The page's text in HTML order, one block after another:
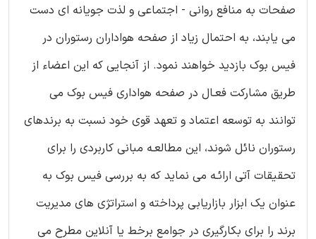
صفحات به منافع روانی - اجتماعی و لذت جویانه ای دست
می یابند، به احتمال زیاد از صفحه هواداران رستوران در
فیس بوک بازدید خواهند نمود. از آنجایی که این اعضاء از
طریق مشارکت فعـال در صفحه هواداری فیس بوک می
توانند به توسعه اعتماد و تعهد قوی خود نسبت به برندهای
رستوران نائل شوند، این مطالعـه مبانی کاربردی را برای
تحقیقات آتی ارائـه می نماید که به بررسی فیس بوک به
عنوان یک ابزار بازاریابی پرداخته و استراتژی های مدیریت
برند را برای بکارگیری در جوامع برخط یا آنلاین مطرح می